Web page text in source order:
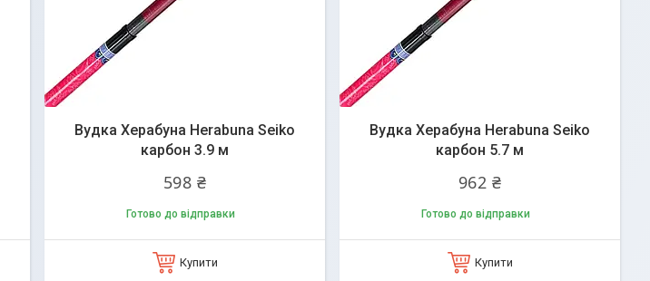
Вудка Херабуна Herabuna Seiko
карбон 3.9 м
598 ₴
Готово до відправки
Купити
Вудка Херабуна Herabuna Seiko
карбон 5.7 м
962 ₴
Готово до відправки
Купити